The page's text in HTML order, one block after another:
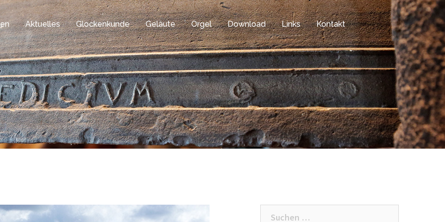
Aktuelles Glockenkunde Geläute Orgel Download Links Kontakt
Suchen